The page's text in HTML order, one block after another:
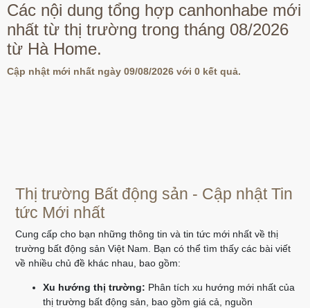
Các nội dung tổng hợp canhonhabe mới
nhất từ thị trường trong tháng 08/2026
từ Hà Home.
Cập nhật mới nhất ngày 09/08/2026 với 0 kết quả.
Thị trường Bất động sản - Cập nhật Tin
tức Mới nhất
Cung cấp cho bạn những thông tin và tin tức mới nhất về thị
trường bất động sản Việt Nam. Bạn có thể tìm thấy các bài viết
về nhiều chủ đề khác nhau, bao gồm:
Xu hướng thị trường: Phân tích xu hướng mới nhất của
thị trường bất động sản, bao gồm giá cả, nguồn